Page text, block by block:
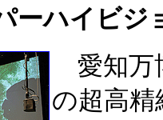
ーハイビジ
愛知万
の超高